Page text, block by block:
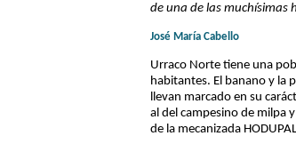
de una de las muchísimas
José María Cabello
Urraco Norte tiene una
habitantes. El banano y la
llevan marcado en su
al del campesino de milpa
de la mecanizada